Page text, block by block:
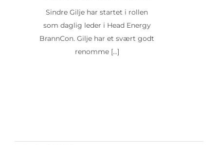
Sindre Gilje har startet i rollen
som daglig leder i Head Energy
BrannCon. Gilje har et svært godt
renomme[...]